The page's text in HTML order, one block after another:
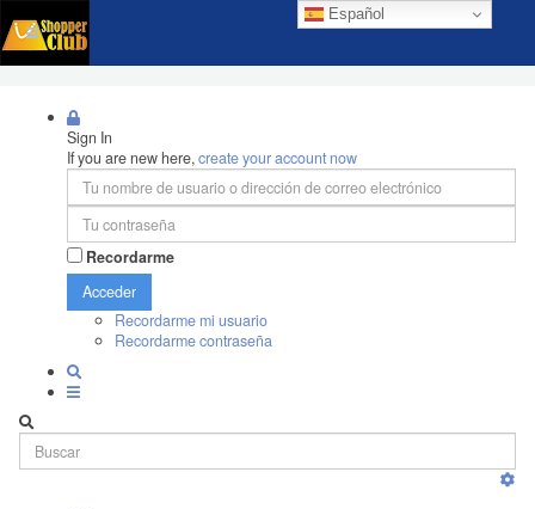
Español
Sign In
If you are new here,create your account now
Recordarme
Acceder
Recordarme mi usuario
Recordarme contraseña